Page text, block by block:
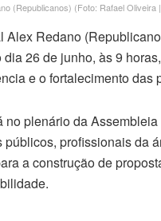
(Republicanos) (Foto: Rafael Oliveira
Alex Redano
26 de junho, às 9
e o fortalecimento
no plenário da
profissionais da
a construção de